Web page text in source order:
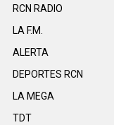
RCN RADIO
LA F.M.
ALERTA
DEPORTES RCN
LA MEGA
TDT